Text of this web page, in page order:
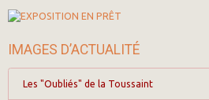
IMAGES D’ACTUALITÉ
Les "Oubliés" de la Toussaint